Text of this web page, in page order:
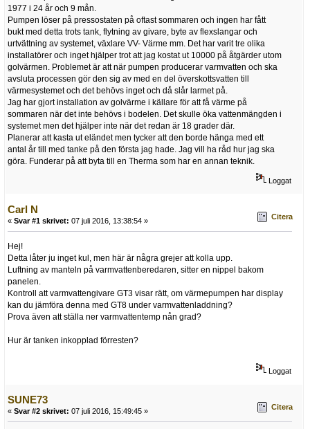
1977 i 24 år och 9 mån.
Pumpen löser på pressostaten på oftast sommaren och ingen har fått
bukt med detta trots tank, flytning av givare, byte av flexslangar och
urtvättning av systemet, växlare VV- Värme mm. Det har varit tre olika
installatörer och inget hjälper trot att jag kostat ut 10000 på åtgärder utom
golvärmen. Problemet är att när pumpen producerar varmvatten och ska
avsluta processen gör den sig av med en del överskottsvatten till
värmesystemet och det behövs inget och då slår larmet på.
Jag har gjort installation av golvärme i källare för att få värme på
sommaren när det inte behövs i bodelen. Det skulle öka vattenmängden i
systemet men det hjälper inte när det redan är 18 grader där.
Planerar att kasta ut eländet men tycker att den borde hänga med ett
antal år till med tanke på den första jag hade. Jag vill ha råd hur jag ska
göra. Funderar på att byta till en Therma som har en annan teknik.
Loggat
Carl N
« Svar #1 skrivet: 07 juli 2016, 13:38:54 » Citera
Hej!
Detta låter ju inget kul, men här är några grejer att kolla upp.
Luftning av manteln på varmvattenberedaren, sitter en nippel bakom
panelen.
Kontroll att varmvattengivare GT3 visar rätt, om värmepumpen har display
kan du jämföra denna med GT8 under varmvattenladdning?
Prova även att ställa ner varmvattentemp nån grad?
Hur är tanken inkopplad förresten?
Loggat
SUNE73
« Svar #2 skrivet: 07 juli 2016, 15:49:45 » Citera